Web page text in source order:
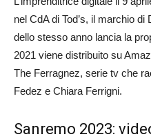
nel CdA di Tod’s, il marchio di
dello stesso anno lancia la
2021 viene distribuito su
The Ferragnez, serie tv che
Fedez e Chiara Ferrigni.
Sanremo 2023: